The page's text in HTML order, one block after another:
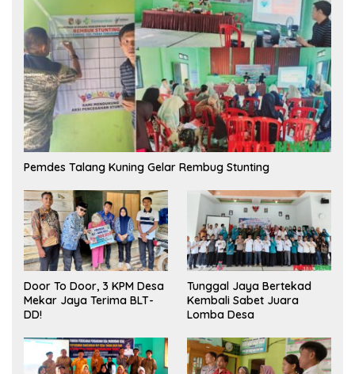
Pemdes Talang Kuning Gelar Rembug Stunting
Door To Door, 3 KPM Desa
Mekar Jaya Terima BLT-
DD!
Tunggal Jaya Bertekad
Kembali Sabet Juara
Lomba Desa